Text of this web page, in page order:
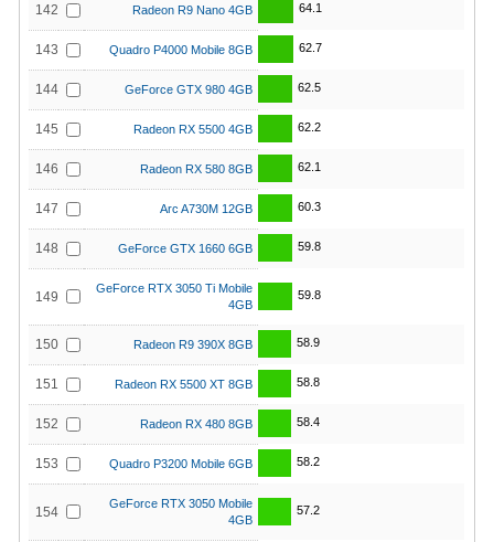
142 Radeon R9 Nano 4GB 64.1
143 Quadro P4000 Mobile 8GB 62.7
144 GeForce GTX 980 4GB 62.5
145 Radeon RX 5500 4GB 62.2
146 Radeon RX 580 8GB 62.1
147 Arc A730M 12GB 60.3
148 GeForce GTX 1660 6GB 59.8
149
GeForce RTX 3050 Ti Mobile
4GB
59.8
150 Radeon R9 390X 8GB 58.9
151 Radeon RX 5500 XT 8GB 58.8
152 Radeon RX 480 8GB 58.4
153 Quadro P3200 Mobile 6GB 58.2
154
GeForce RTX 3050 Mobile
4GB
57.2